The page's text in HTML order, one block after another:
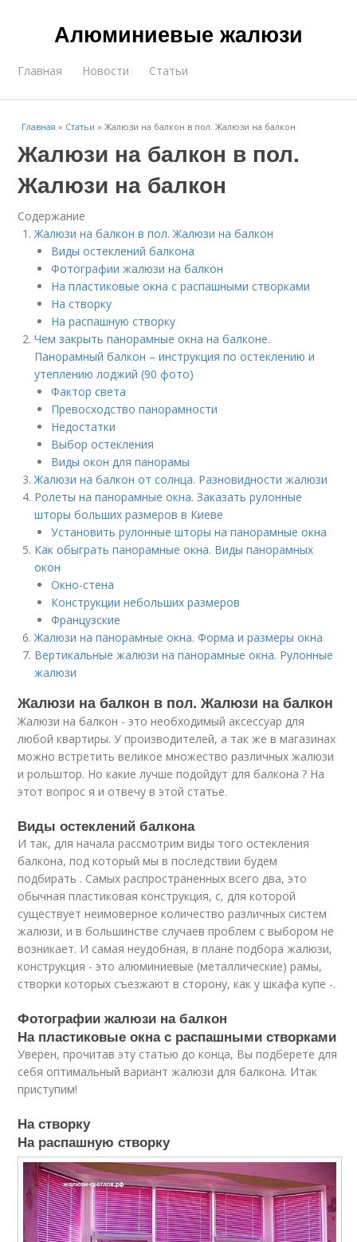
Алюминиевые жалюзи
Главная Новости Статьи
Главная » Статьи »Жалюзи на балкон в пол. Жалюзи на балкон
Жалюзи на балкон в пол.
Жалюзи на балкон
Содержание
Жалюзи на балкон в пол. Жалюзи на балкон
Виды остеклений балкона
Фотографии жалюзи на балкон
На пластиковые окна с распашными створками
На створку
На распашную створку
Чем закрыть панорамные окна на балконе.
Панорамный балкон – инструкция по остеклению и
утеплению лоджий (90 фото)
Фактор света
Превосходство панорамности
Недостатки
Выбор остекления
Виды окон для панорамы
Жалюзи на балкон от солнца. Разновидности жалюзи
Ролеты на панорамные окна. Заказать рулонные
шторы больших размеров в Киеве
Установить рулонные шторы на панорамные окна
Как обыграть панорамные окна. Виды панорамных
окон
Окно-стена
Конструкции небольших размеров
Французские
Жалюзи на панорамные окна. Форма и размеры окна
Вертикальные жалюзи на панорамные окна. Рулонные
жалюзи
Жалюзи на балкон в пол. Жалюзи на балкон
Жалюзи на балкон - это необходимый аксессуар для
любой квартиры. У производителей, а так же в магазинах
можно встретить великое множество различных жалюзи
и рольштор. Но какие лучше подойдут для балкона ? На
этот вопрос я и отвечу в этой статье.
Виды остеклений балкона
И так, для начала рассмотрим виды того остекления
балкона, под который мы в последствии будем
подбирать . Самых распространенных всего два, это
обычная пластиковая конструкция, с, для которой
существует неимоверное количество различных систем
жалюзи, и в большинстве случаев проблем с выбором не
возникает. И самая неудобная, в плане подбора жалюзи,
конструкция - это алюминиевые (металлические) рамы,
створки которых съезжают в сторону, как у шкафа купе -.
Фотографии жалюзи на балкон
На пластиковые окна с распашными створками
Уверен, прочитав эту статью до конца, Вы подберете для
себя оптимальный вариант жалюзи для балкона. Итак
приступим!
На створку
На распашную створку